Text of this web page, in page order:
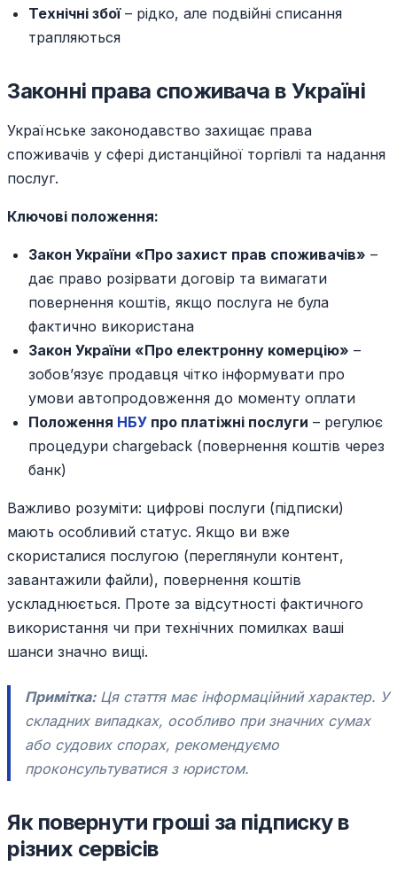
Технічні збої– рідко, але подвійні списання
трапляються
Законні права споживача в Україні
Українське законодавство захищає права
споживачів у сфері дистанційної торгівлі та надання
послуг.
Ключові положення:
Закон України «Про захист прав споживачів» –
дає право розірвати договір та вимагати
повернення коштів, якщо послуга не була
фактично використана
Закон України «Про електронну комерцію» –
зобов’язує продавця чітко інформувати про
умови автопродовження до моменту оплати
Положення НБУ про платіжні послуги – регулює
процедури chargeback (повернення коштів через
банк)
Важливо розуміти: цифрові послуги (підписки)
мають особливий статус. Якщо ви вже
скористалися послугою (переглянули контент,
завантажили файли), повернення коштів
ускладнюється. Проте за відсутності фактичного
використання чи при технічних помилках ваші
шанси значно вищі.
Примітка:Ця стаття має інформаційний характер. У
складних випадках, особливо при значних сумах
або судових спорах, рекомендуємо
проконсультуватися з юристом.
Як повернути гроші за підписку в
різних сервісів